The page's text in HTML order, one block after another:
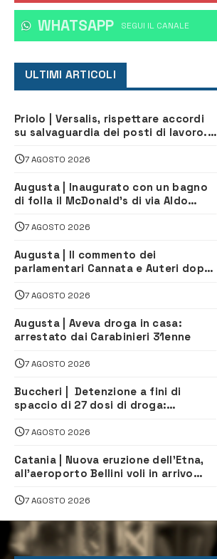
WHATSAPP ‎SEGUI IL CANALE
ULTIMI ARTICOLI
Priolo | Versalis, rispettare accordi
su salvaguardia dei posti di lavoro. Il
7 AGOSTO 2026
Augusta | Inaugurato con un bagno
di folla il McDonald’s di via Aldo
7 AGOSTO 2026
Augusta | Il commento dei
parlamentari Cannata e Auteri dopo
depuratore
7 AGOSTO 2026
Augusta | Aveva droga in casa:
arrestato dai Carabinieri 31enne
7 AGOSTO 2026
Buccheri | Detenzione a fini di
spaccio di 27 dosi di droga:
7 AGOSTO 2026
Catania | Nuova eruzione dell’Etna,
all’aeroporto Bellini voli in arrivo
7 AGOSTO 2026